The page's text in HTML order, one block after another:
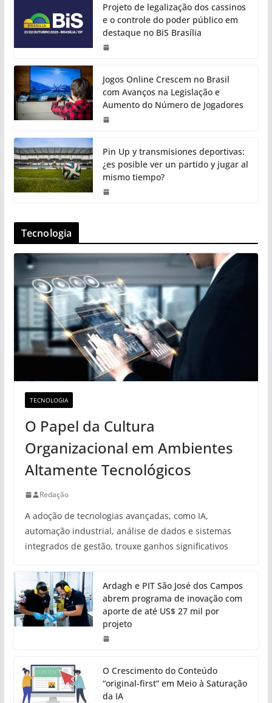
Projeto de legalização dos cassinos
e o controle do poder público em
destaque no BiS Brasília
Jogos Online Crescem no Brasil
com Avanços na Legislação e
Aumento do Número de Jogadores
Pin Up y transmisiones deportivas:
¿es posible ver un partido y jugar al
mismo tiempo?
Tecnologia
TECNOLOGIA
O Papel da Cultura
Organizacional em Ambientes
Altamente Tecnológicos
Redação
A adoção de tecnologias avançadas, como IA,
automação industrial, análise de dados e sistemas
integrados de gestão, trouxe ganhos significativos
Ardagh e PIT São José dos Campos
abrem programa de inovação com
aporte de até US$ 27 mil por
projeto
O Crescimento do Conteúdo
“original-first” em Meio à Saturação
da IA